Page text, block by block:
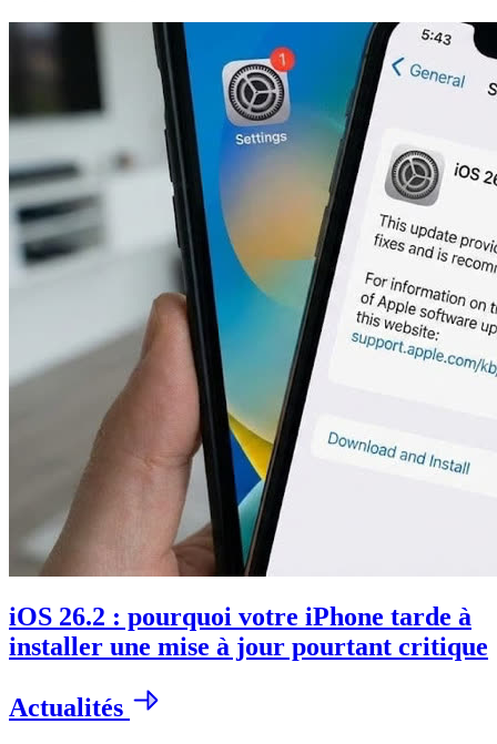
iOS 26.2 : pourquoi votre iPhone tarde à
installer une mise à jour pourtant critique
Actualités